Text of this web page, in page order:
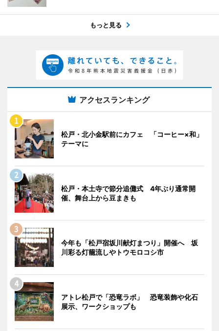
もっと見る
アクセスランキング
松戸・北小金駅前にカフェ 「コーヒー×和」
テーマに
松戸・本土寺で節分追儺式 4年ぶり通常開
催、舞台上から豆まきも
今年も「松戸宿坂川献灯まつり」開催へ 坂
川彩る灯籠流しやトウモロコシ市
アトレ松戸で「恐竜ラボ」 恐竜装飾や化石
展示、ワークショップも